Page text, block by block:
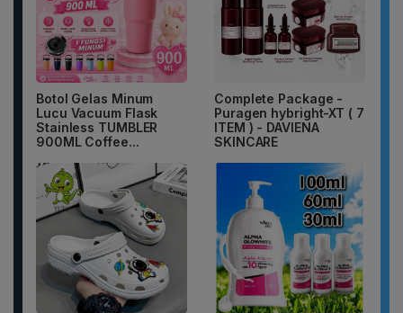
Botol Gelas Minum
Lucu Vacuum Flask
Stainless TUMBLER
900ML Coffee...
Complete Package -
Puragen hybright-XT ( 7
ITEM ) - DAVIENA
SKINCARE